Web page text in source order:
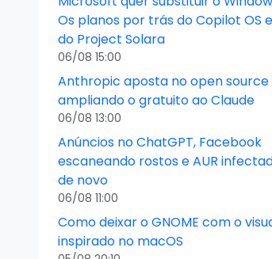
Os planos por trás do Copilot OS e
do Project Solara
06/08 15:00
Anthropic aposta no open source
ampliando o gratuito ao Claude
06/08 13:00
Anúncios no ChatGPT, Facebook
escaneando rostos e AUR
de novo
06/08 11:00
Como deixar o GNOME com o
inspirado no macOS